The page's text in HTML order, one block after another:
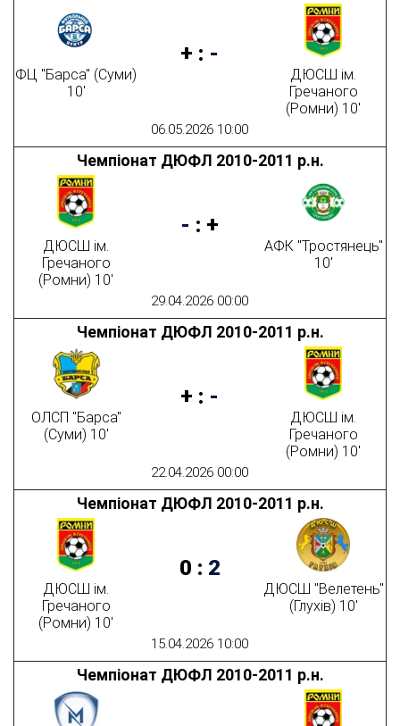
06.05.2026 10:00
ФЦ "Барса" (Суми)
10'
+ : -
ДЮСШ ім.
Гречаного
(Ромни) 10'
29.04.2026 00:00
Чемпіонат ДЮФЛ 2010-2011 р.н.
ДЮСШ ім.
Гречаного
(Ромни) 10'
- : +
АФК "Тростянець"
10'
22.04.2026 00:00
Чемпіонат ДЮФЛ 2010-2011 р.н.
ОЛСП "Барса"
(Суми) 10'
+ : -
ДЮСШ ім.
Гречаного
(Ромни) 10'
15.04.2026 10:00
Чемпіонат ДЮФЛ 2010-2011 р.н.
ДЮСШ ім.
Гречаного
(Ромни) 10'
0 : 2
ДЮСШ "Велетень"
(Глухів) 10'
Чемпіонат ДЮФЛ 2010-2011 р.н.